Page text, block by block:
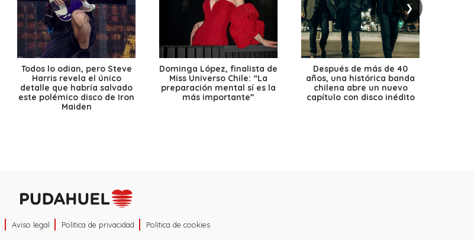
❯
Todos lo odian, pero Steve
Harris revela el único
detalle que habría salvado
este polémico disco de Iron
Maiden
Dominga López, finalista de
Miss Universo Chile: “La
preparación mental sí es la
más importante”
Después de más de 40
años, una histórica banda
chilena abre un nuevo
capítulo con disco inédito
Aviso legal Política de privacidad Política de cookies